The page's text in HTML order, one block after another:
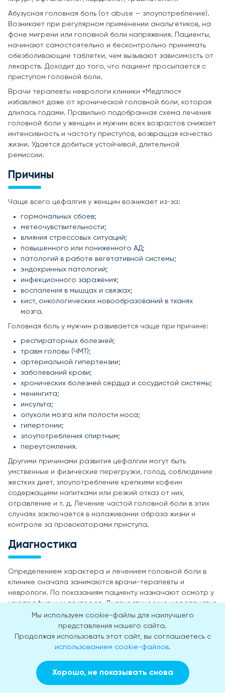
Абузусная головная боль (от abuse — злоупотребление).
Возникает при регулярном применении анальгетиков, на
фоне мигрени или головной боли напряжения. Пациенты,
начинают самостоятельно и бесконтрольно принимать
обезболивающие таблетки, чем вызывают зависимость от
лекарств. Доходит до того, что пациент просыпается с
приступом головной боли.
Врачи терапевты неврологи клиники «Медплюс»
избавляют даже от хронической головной боли, которая
длилась годами. Правильно подобранная схема лечения
головной боли у женщин и мужчин всех возрастов снижает
интенсивность и частоту приступов, возвращая качество
жизни. Удается добиться устойчивой, длительной
ремиссии.
Причины
Чаще всего цефалгия у женщин возникает из-за:
гормональных сбоев;
метеочувствительности;
влияния стрессовых ситуаций;
повышенного или пониженного АД;
патологий в работе вегетативной системы;
эндокринных патологий;
инфекционного заражения;
воспаления в мышцах и связках;
кист, онкологических новообразований в тканях
мозга.
Головная боль у мужчин развивается чаще при причине:
респираторных болезней;
травм головы (ЧМТ);
артериальной гипертензии;
заболеваний крови;
хронических болезней сердца и сосудистой системы;
менингита;
инсульта;
опухоли мозга или полости носа;
гипертонии;
злоупотребления спиртным;
переутомления.
Другими причинами развития цефалгии могут быть
умственные и физические перегрузки, голод, соблюдение
жестких диет, злоупотребление крепкими кофеин
содержащими напитками или резкий отказ от них,
отравление и т. д. Лечение частой головной боли в этих
случаях заключается в налаживании образа жизни и
контроле за провокаторами приступа.
Диагностика
Определением характера и лечением головной боли в
клинике сначала занимаются врачи-терапевты и
неврологи. По показаниям пациенту назначают осмотр у
узкопрофильных докторов. Диагностические мероприятия
проходят в несколько этапов:
Беседа и сбор анамнеза. В ходе сбора информации
врач выясняет жалобы, особенности и частоту
приступов, обстоятельства при которых начинает
болеть голова, как проявляет себя и т. д.
Внешний осмотр – проводится при лечении любой
головной боли и головокружения. Доктор обследует
Мы используем cookie-файлы для наилучшего
представления нашего сайта.
Продолжая использовать этот сайт, вы соглашаетесь с
использованием cookie-файлов.
Хорошо, не показывать снова
Заказать звонок Вызвать врача на дом